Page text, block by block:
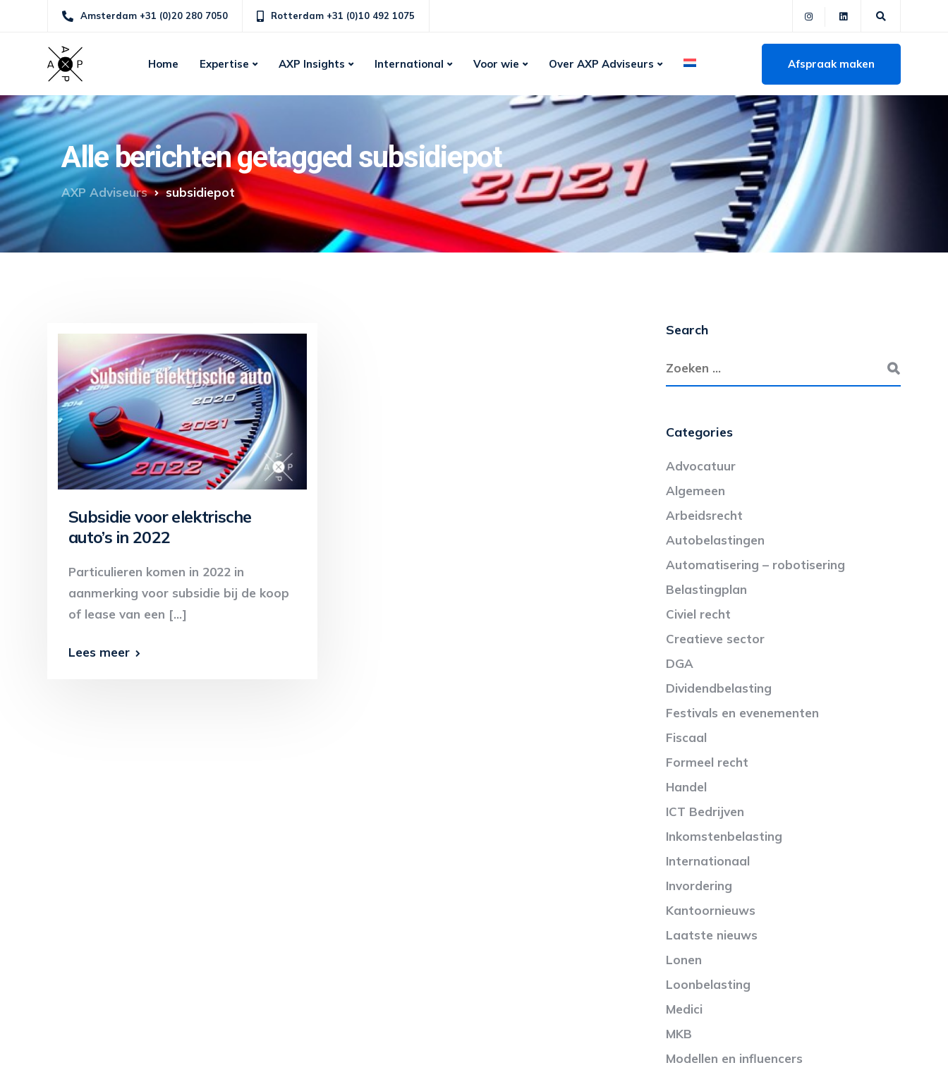
Amsterdam +31 (0)20 280 7050 Rotterdam +31 (0)10 492 1075
Home Expertise AXP Insights International Voor wie Over AXP Adviseurs Afspraak maken
Alle berichten getagged subsidiepot
AXP Adviseurs subsidiepot
Subsidie voor elektrische
auto’s in 2022
Particulieren komen in 2022 in
aanmerking voor subsidie bij de koop
of lease van een […]
Lees meer
Search
Categories
Advocatuur
Algemeen
Arbeidsrecht
Autobelastingen
Automatisering – robotisering
Belastingplan
Civiel recht
Creatieve sector
DGA
Dividendbelasting
Festivals en evenementen
Fiscaal
Formeel recht
Handel
ICT Bedrijven
Inkomstenbelasting
Internationaal
Invordering
Kantoornieuws
Laatste nieuws
Lonen
Loonbelasting
Medici
MKB
Modellen en influencers